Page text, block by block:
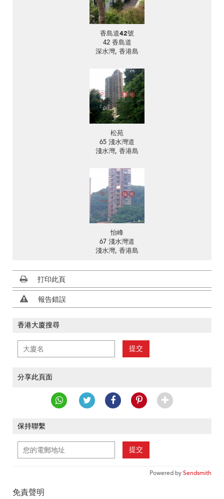
香島道42號
42 香島道
深水灣, 香港島
松苑
65 淺水灣道
淺水灣, 香港島
怡峰
67 淺水灣道
淺水灣, 香港島
打印此頁
報告錯誤
香港大廈搜尋
提交
分享此頁面
保持聯繫
提交
Powered bySendsmith
免責聲明